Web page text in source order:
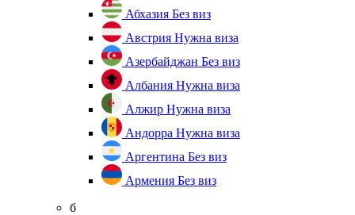
Абхазия Без виз
Австрия Нужна виза
Азербайджан Без виз
Албания Нужна виза
Алжир Нужна виза
Андорра Нужна виза
Аргентина Без виз
Армения Без виз
б